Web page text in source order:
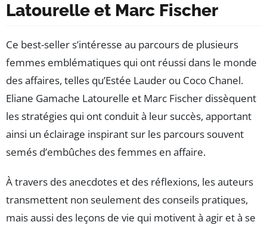
Latourelle et Marc Fischer
Ce best-seller s’intéresse au parcours de plusieurs
femmes emblématiques qui ont réussi dans le monde
des affaires, telles qu’Estée Lauder ou Coco Chanel.
Eliane Gamache Latourelle et Marc Fischer dissèquent
les stratégies qui ont conduit à leur succès, apportant
ainsi un éclairage inspirant sur les parcours souvent
semés d’embûches des femmes en affaire.
À travers des anecdotes et des réflexions, les auteurs
transmettent non seulement des conseils pratiques,
mais aussi des leçons de vie qui motivent à agir et à se